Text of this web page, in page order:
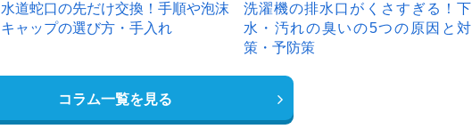
水道蛇口の先だけ交換！手順や泡沫
キャップの選び方・手入れ
洗濯機の排水口がくさすぎる！下
水・汚れの臭いの5つの原因と対
策・予防策
コラム一覧を見る